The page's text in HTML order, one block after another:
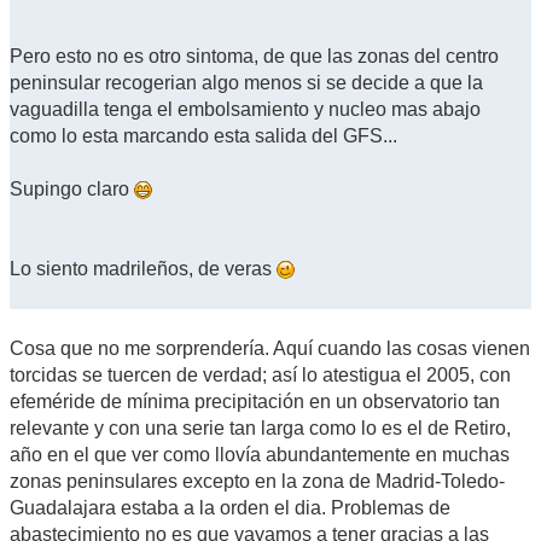
Pero esto no es otro sintoma, de que las zonas del centro
peninsular recogerian algo menos si se decide a que la
vaguadilla tenga el embolsamiento y nucleo mas abajo
como lo esta marcando esta salida del GFS...
Supingo claro
Lo siento madrileños, de veras
Cosa que no me sorprendería. Aquí cuando las cosas vienen
torcidas se tuercen de verdad; así lo atestigua el 2005, con
efeméride de mínima precipitación en un observatorio tan
relevante y con una serie tan larga como lo es el de Retiro,
año en el que ver como llovía abundantemente en muchas
zonas peninsulares excepto en la zona de Madrid-Toledo-
Guadalajara estaba a la orden el dia. Problemas de
abastecimiento no es que vayamos a tener gracias a las